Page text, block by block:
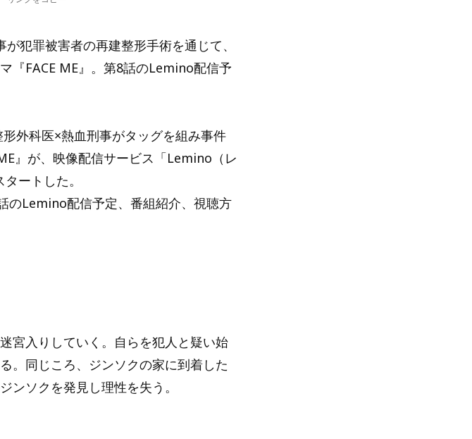
犯罪被害者の再建整形手術を通じて、
『FACE ME』。第8話のLemino配信予
外科医×熱血刑事がタッグを組み事件
』が、映像配信サービス「Lemino（レ
ートした。
のLemino配信予定、番組紹介、視聴方
宮入りしていく。自らを犯人と疑い始
。同じころ、ジンソクの家に到着した
ンソクを発見し理性を失う。